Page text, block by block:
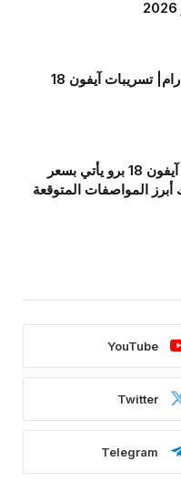
من 8 إلى 9 جيجا رام| تسريبات آيفون 18
ارتفاع في السعر| آيفون 18 برو يأتي بسعر
YouTube
Twitter
Telegram